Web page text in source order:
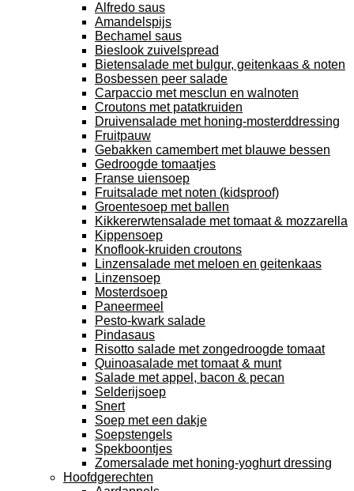
Alfredo saus
Amandelspijs
Bechamel saus
Bieslook zuivelspread
Bietensalade met bulgur, geitenkaas & noten
Bosbessen peer salade
Carpaccio met mesclun en walnoten
Croutons met patatkruiden
Druivensalade met honing-mosterddressing
Fruitpauw
Gebakken camembert met blauwe bessen
Gedroogde tomaatjes
Franse uiensoep
Fruitsalade met noten (kidsproof)
Groentesoep met ballen
Kikkererwtensalade met tomaat & mozzarella
Kippensoep
Knoflook-kruiden croutons
Linzensalade met meloen en geitenkaas
Linzensoep
Mosterdsoep
Paneermeel
Pesto-kwark salade
Pindasaus
Risotto salade met zongedroogde tomaat
Quinoasalade met tomaat & munt
Salade met appel, bacon & pecan
Selderijsoep
Snert
Soep met een dakje
Soepstengels
Spekboontjes
Zomersalade met honing-yoghurt dressing
Hoofdgerechten